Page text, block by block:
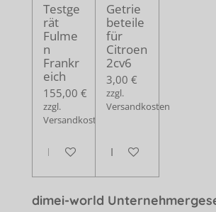
Testge
rät
Fulme
n
Frankr
eich
155,00 €
zzgl.
Versandkosten
In den Warenkorb
Getrie
beteile
für
Citroen
2cv6
3,00 €
zzgl.
Versandkosten
In den Warenkorb
dimei-world